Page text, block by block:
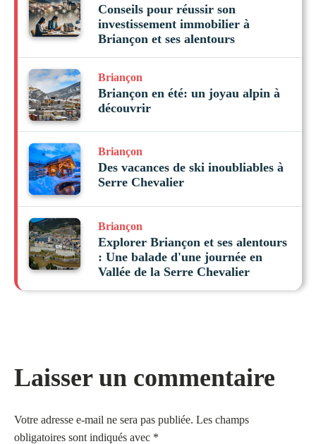
Conseils pour réussir son
investissement immobilier à
Briançon et ses alentours
Briançon
Briançon en été: un joyau alpin à
découvrir
Briançon
Des vacances de ski inoubliables à
Serre Chevalier
Briançon
Explorer Briançon et ses alentours
: Une balade d'une journée en
Vallée de la Serre Chevalier
Laisser un commentaire
Votre adresse e-mail ne sera pas publiée. Les champs
obligatoires sont indiqués avec *